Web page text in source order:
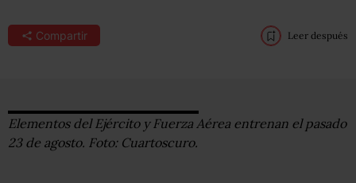
Compartir Leer después
Elementos del Ejército y Fuerza Aérea entrenan el pasado
23 de agosto. Foto: Cuartoscuro.